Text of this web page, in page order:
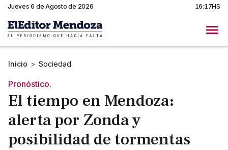
Jueves 6 de Agosto de 2026 16:17HS
Inicio > Sociedad
Pronóstico.
El tiempo en Mendoza:
alerta por Zonda y
posibilidad de tormentas